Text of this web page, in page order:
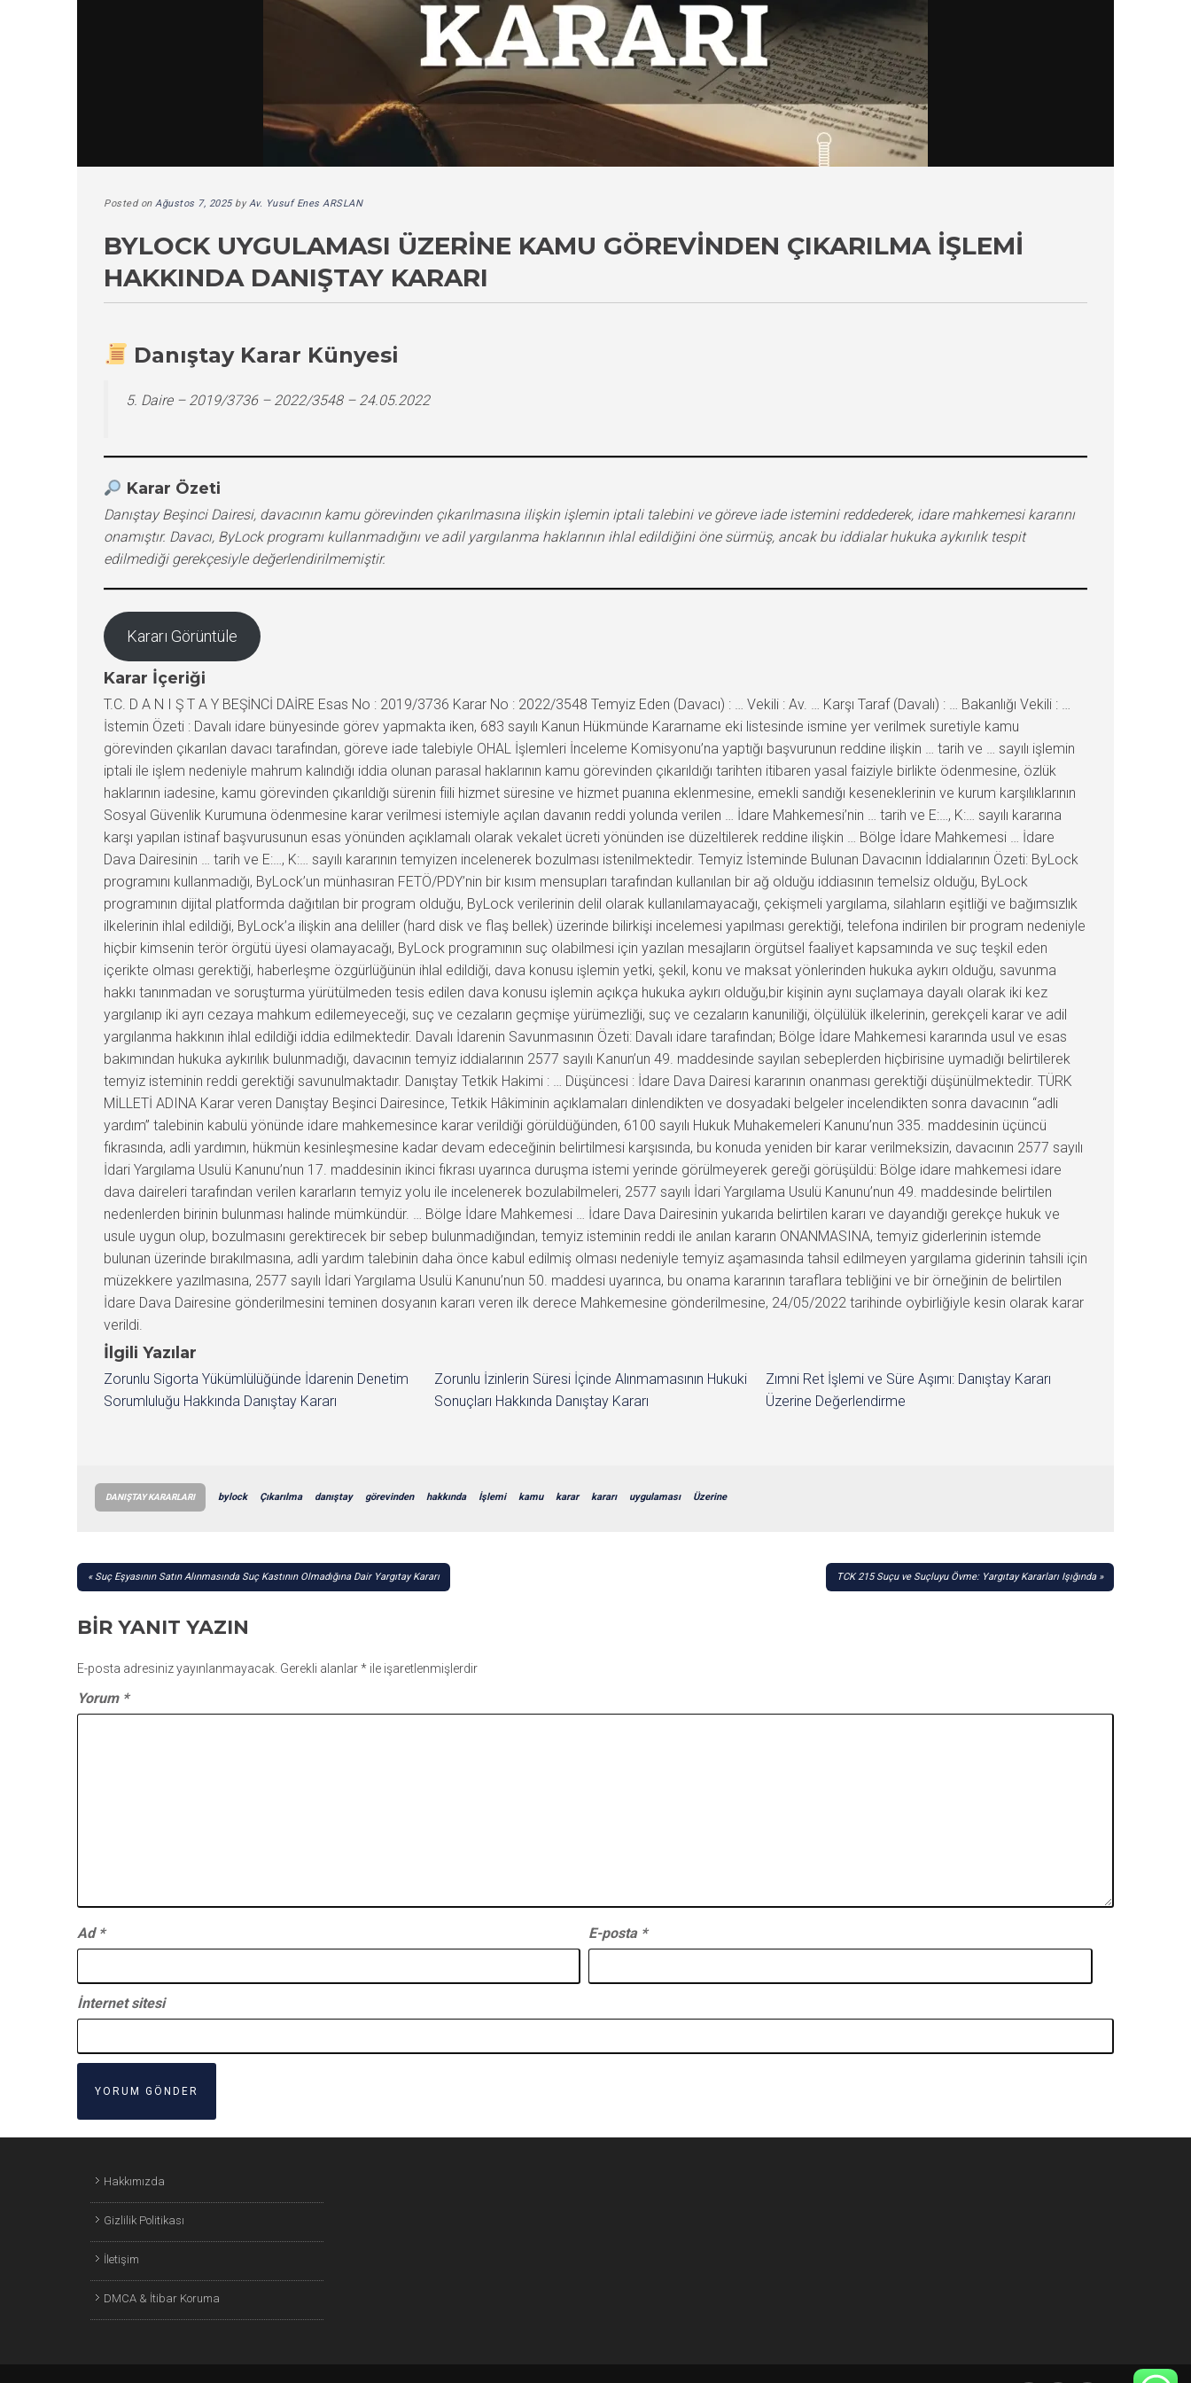
Posted on Ağustos 7, 2025byAv. Yusuf Enes ARSLAN
BYLOCK UYGULAMASI ÜZERINE KAMU GÖREVINDEN ÇIKARILMA İŞLEMI
HAKKINDA DANIŞTAY KARARI
Danıştay Karar Künyesi
5. Daire – 2019/3736 – 2022/3548 – 24.05.2022
Karar Özeti
Danıştay Beşinci Dairesi, davacının kamu görevinden çıkarılmasına ilişkin işlemin iptali talebini ve göreve iade istemini reddederek, idare mahkemesi kararını
onamıştır. Davacı, ByLock programı kullanmadığını ve adil yargılanma haklarının ihlal edildiğini öne sürmüş, ancak bu iddialar hukuka aykırılık tespit
edilmediği gerekçesiyle değerlendirilmemiştir.
Kararı Görüntüle
Karar İçeriği
T.C. D A N I Ş T A Y BEŞİNCİ DAİRE Esas No : 2019/3736 Karar No : 2022/3548 Temyiz Eden (Davacı) : … Vekili : Av. … Karşı Taraf (Davalı) : … Bakanlığı Vekili : …
İstemin Özeti : Davalı idare bünyesinde görev yapmakta iken, 683 sayılı Kanun Hükmünde Kararname eki listesinde ismine yer verilmek suretiyle kamu
görevinden çıkarılan davacı tarafından, göreve iade talebiyle OHAL İşlemleri İnceleme Komisyonu’na yaptığı başvurunun reddine ilişkin … tarih ve … sayılı işlemin
iptali ile işlem nedeniyle mahrum kalındığı iddia olunan parasal haklarının kamu görevinden çıkarıldığı tarihten itibaren yasal faiziyle birlikte ödenmesine, özlük
haklarının iadesine, kamu görevinden çıkarıldığı sürenin fiili hizmet süresine ve hizmet puanına eklenmesine, emekli sandığı keseneklerinin ve kurum karşılıklarının
Sosyal Güvenlik Kurumuna ödenmesine karar verilmesi istemiyle açılan davanın reddi yolunda verilen … İdare Mahkemesi’nin … tarih ve E:…, K:… sayılı kararına
karşı yapılan istinaf başvurusunun esas yönünden açıklamalı olarak vekalet ücreti yönünden ise düzeltilerek reddine ilişkin … Bölge İdare Mahkemesi … İdare
Dava Dairesinin … tarih ve E:…, K:… sayılı kararının temyizen incelenerek bozulması istenilmektedir. Temyiz İsteminde Bulunan Davacının İddialarının Özeti: ByLock
programını kullanmadığı, ByLock’un münhasıran FETÖ/PDY’nin bir kısım mensupları tarafından kullanılan bir ağ olduğu iddiasının temelsiz olduğu, ByLock
programının dijital platformda dağıtılan bir program olduğu, ByLock verilerinin delil olarak kullanılamayacağı, çekişmeli yargılama, silahların eşitliği ve bağımsızlık
ilkelerinin ihlal edildiği, ByLock’a ilişkin ana deliller (hard disk ve flaş bellek) üzerinde bilirkişi incelemesi yapılması gerektiği, telefona indirilen bir program nedeniyle
hiçbir kimsenin terör örgütü üyesi olamayacağı, ByLock programının suç olabilmesi için yazılan mesajların örgütsel faaliyet kapsamında ve suç teşkil eden
içerikte olması gerektiği, haberleşme özgürlüğünün ihlal edildiği, dava konusu işlemin yetki, şekil, konu ve maksat yönlerinden hukuka aykırı olduğu, savunma
hakkı tanınmadan ve soruşturma yürütülmeden tesis edilen dava konusu işlemin açıkça hukuka aykırı olduğu,bir kişinin aynı suçlamaya dayalı olarak iki kez
yargılanıp iki ayrı cezaya mahkum edilemeyeceği, suç ve cezaların geçmişe yürümezliği, suç ve cezaların kanuniliği, ölçülülük ilkelerinin, gerekçeli karar ve adil
yargılanma hakkının ihlal edildiği iddia edilmektedir. Davalı İdarenin Savunmasının Özeti: Davalı idare tarafından; Bölge İdare Mahkemesi kararında usul ve esas
bakımından hukuka aykırılık bulunmadığı, davacının temyiz iddialarının 2577 sayılı Kanun’un 49. maddesinde sayılan sebeplerden hiçbirisine uymadığı belirtilerek
temyiz isteminin reddi gerektiği savunulmaktadır. Danıştay Tetkik Hakimi : … Düşüncesi : İdare Dava Dairesi kararının onanması gerektiği düşünülmektedir. TÜRK
MİLLETİ ADINA Karar veren Danıştay Beşinci Dairesince, Tetkik Hâkiminin açıklamaları dinlendikten ve dosyadaki belgeler incelendikten sonra davacının “adli
yardım” talebinin kabulü yönünde idare mahkemesince karar verildiği görüldüğünden, 6100 sayılı Hukuk Muhakemeleri Kanunu’nun 335. maddesinin üçüncü
fıkrasında, adli yardımın, hükmün kesinleşmesine kadar devam edeceğinin belirtilmesi karşısında, bu konuda yeniden bir karar verilmeksizin, davacının 2577 sayılı
İdari Yargılama Usulü Kanunu’nun 17. maddesinin ikinci fıkrası uyarınca duruşma istemi yerinde görülmeyerek gereği görüşüldü: Bölge idare mahkemesi idare
dava daireleri tarafından verilen kararların temyiz yolu ile incelenerek bozulabilmeleri, 2577 sayılı İdari Yargılama Usulü Kanunu’nun 49. maddesinde belirtilen
nedenlerden birinin bulunması halinde mümkündür. … Bölge İdare Mahkemesi … İdare Dava Dairesinin yukarıda belirtilen kararı ve dayandığı gerekçe hukuk ve
usule uygun olup, bozulmasını gerektirecek bir sebep bulunmadığından, temyiz isteminin reddi ile anılan kararın ONANMASINA, temyiz giderlerinin istemde
bulunan üzerinde bırakılmasına, adli yardım talebinin daha önce kabul edilmiş olması nedeniyle temyiz aşamasında tahsil edilmeyen yargılama giderinin tahsili için
müzekkere yazılmasına, 2577 sayılı İdari Yargılama Usulü Kanunu’nun 50. maddesi uyarınca, bu onama kararının taraflara tebliğini ve bir örneğinin de belirtilen
İdare Dava Dairesine gönderilmesini teminen dosyanın kararı veren ilk derece Mahkemesine gönderilmesine, 24/05/2022 tarihinde oybirliğiyle kesin olarak karar
verildi.
İlgili Yazılar
Zorunlu Sigorta Yükümlülüğünde İdarenin Denetim
Sorumluluğu Hakkında Danıştay Kararı
Zorunlu İzinlerin Süresi İçinde Alınmamasının Hukuki
Sonuçları Hakkında Danıştay Kararı
Zımni Ret İşlemi ve Süre Aşımı: Danıştay Kararı
Üzerine Değerlendirme
DANIŞTAY KARARLARI bylock Çıkarılma danıştay görevinden hakkında İşlemi kamu karar kararı uygulaması Üzerine
YAZI
Suç Eşyasının Satın Alınmasında Suç Kastının Olmadığına Dair Yargıtay Kararı TCK 215 Suçu ve Suçluyu Övme: Yargıtay Kararları Işığında
BIR YANIT YAZIN
E-posta adresiniz yayınlanmayacak. Gerekli alanlar* ile işaretlenmişlerdir
Yorum *
Ad * E-posta *
İnternet sitesi
Hakkımızda
Gizlilik Politikası
İletişim
DMCA & İtibar Koruma